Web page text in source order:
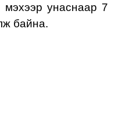
мэхээр унаснаар 7
байна.